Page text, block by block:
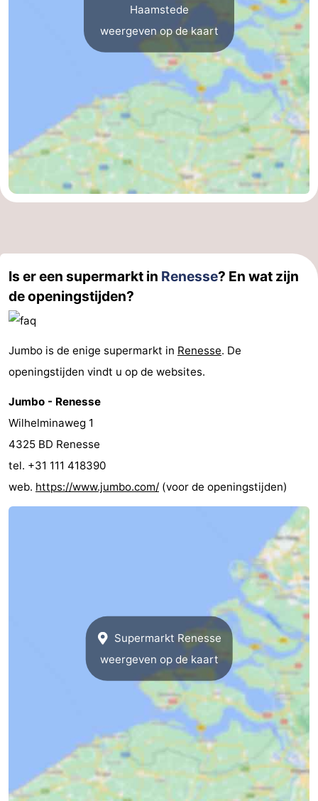
Hollands
Duin
Noordwijk
-
Katwijk
-
Haag
Rotterdam
-
Rockanje
Zeeland
Schouwen-
Duiveland
-
Brouwershaven
-
Bruinisse
-
Zierikzee
-
Natuur
-
Mantelingen
Domburg
Zoutelande
-
Haamstede
weergeven op de kaart
Is er een supermarkt in Renesse? En wat zijn
de openingstijden?
Jumbo is de enige supermarkt in Renesse. De
openingstijden vindt u op de websites.
Jumbo - Renesse
Wilhelminaweg 1
4325 BD Renesse
tel. +31 111 418390
web. https://www.jumbo.com/ (voor de openingstijden)
Supermarkt Renesse
weergeven op de kaart